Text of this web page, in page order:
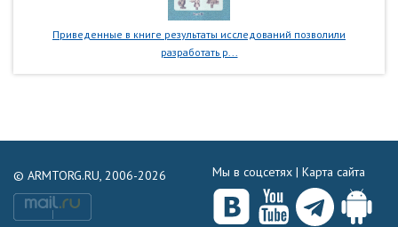
Приведенные в книге результаты исследований позволили
разработать р...
© ARMTORG.RU, 2006-2026 Мы в соцсетях | Карта сайта